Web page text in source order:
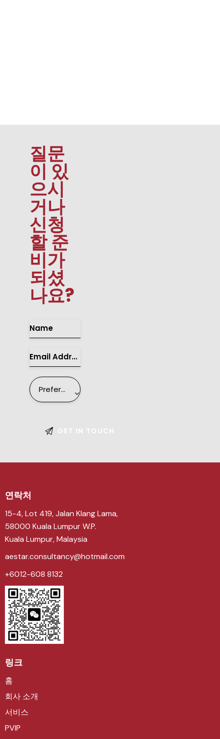
질문
이 있
으시
거나
신청
할 준
비가
되셨
나요?
연락처
15-4, Lot 419, Jalan Klang Lama,
58000 Kuala Lumpur W.P.
Kuala Lumpur, Malaysia
aestar.consultancy@hotmail.com
+6012-608 8132
링크
홈
회사 소개
서비스
PVIP